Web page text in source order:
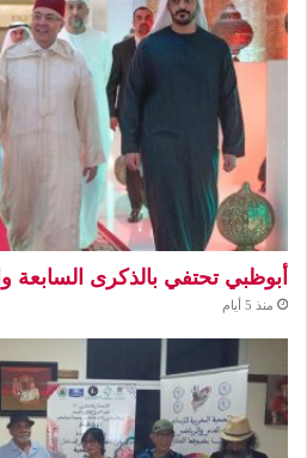
أبوظبي تحتفي بالذكرى
منذ 5 أيام